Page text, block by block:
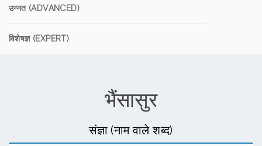
उन्नत (ADVANCED)
विशेषज्ञ (EXPERT)
भैंसासुर
संज्ञा (नाम वाले शब्द)